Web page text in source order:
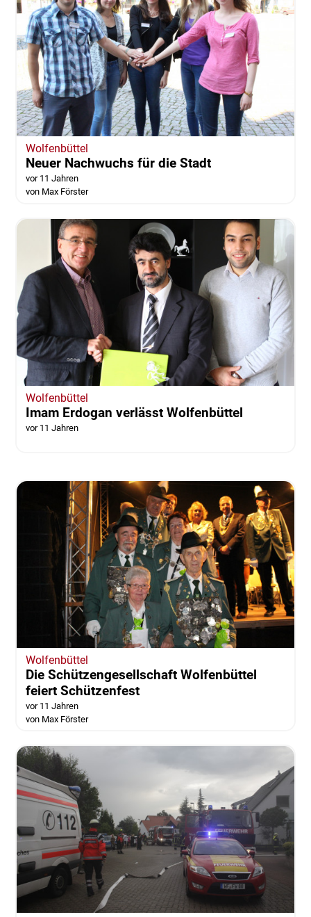
Wolfenbüttel
Neuer Nachwuchs für die Stadt
vor 11 Jahren
von Max Förster
Wolfenbüttel
Imam Erdogan verlässt Wolfenbüttel
vor 11 Jahren
Wolfenbüttel
Die Schützengesellschaft Wolfenbüttel
feiert Schützenfest
vor 11 Jahren
von Max Förster